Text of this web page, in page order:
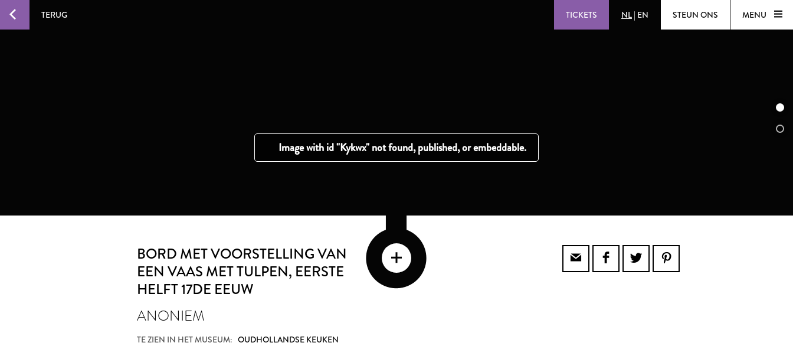
TERUG TICKETS NL | EN STEUN ONS MENU
BORD MET VOORSTELLING VAN
EEN VAAS MET TULPEN, EERSTE
HELFT 17DE EEUW
ANONIEM
TE ZIEN IN HET MUSEUM: OUDHOLLANDSE KEUKEN